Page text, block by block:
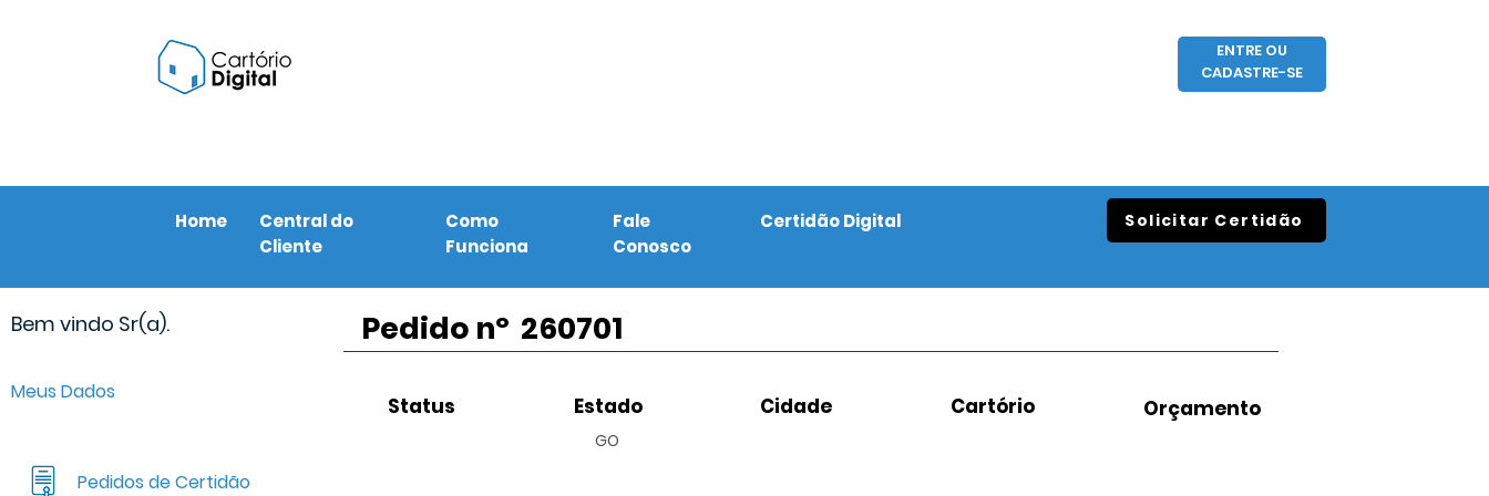
ENTRE OU
CADASTRE-SE
Home
Central do
Cliente
Como
Funciona
Fale
Conosco
Certidão Digital Solicitar Certidão
Bem vindo Sr(a).
Meus Dados
Pedidos de Certidão
Pedido nº 260701
Status Estado
GO
Cidade Cartório Orçamento